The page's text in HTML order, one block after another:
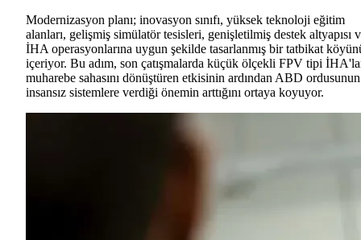
Modernizasyon planı; inovasyon sınıfı, yüksek teknoloji eğitim
alanları, gelişmiş simülatör tesisleri, genişletilmiş destek altyapısı
İHA operasyonlarına uygun şekilde tasarlanmış bir tatbikat
içeriyor. Bu adım, son çatışmalarda küçük ölçekli FPV tipi
muharebe sahasını dönüştüren etkisinin ardından ABD ordusunun
insansız sistemlere verdiği önemin arttığını ortaya koyuyor.